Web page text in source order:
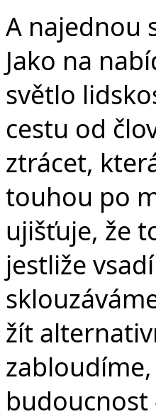
A najednou
Jako na
světlo
cestu od
ztrácet,
touhou po
ujišťuje, že
jestliže
žít
budoucnost